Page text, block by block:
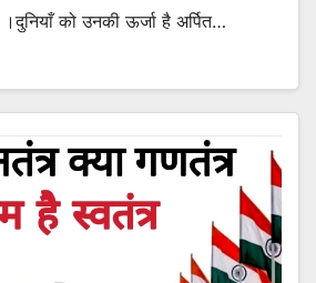
को उनकी ऊर्जा है अर्पित…